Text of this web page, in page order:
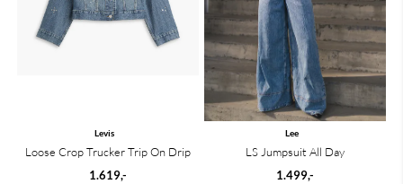
Levis
Loose Crop Trucker Trip On Drip
1.619,-
Lee
LS Jumpsuit All Day
1.499,-